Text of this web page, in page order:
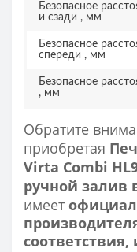
Безопасное
и сзади , мм
Безопасное
спереди , мм
Безопасное
, мм
Обратите
приобретая
Virta Combi
ручной залив
имеет